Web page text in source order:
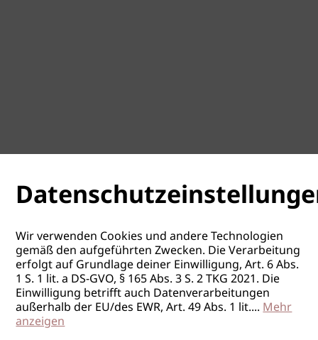
Wir verwenden Cookies und andere Technologien
gemäß den aufgeführten Zwecken. Die Verarbeitung
erfolgt auf Grundlage deiner Einwilligung, Art. 6 Abs.
1 S. 1 lit. a DS-GVO, § 165 Abs. 3 S. 2 TKG 2021. Die
Einwilligung betrifft auch Datenverarbeitungen
außerhalb der EU/des EWR, Art. 49 Abs. 1 lit....Mehr
anzeigen